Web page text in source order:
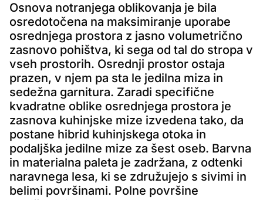
Osnova notranjega oblikovanja je bila
osredotočena na maksimiranje uporabe
osrednjega prostora z jasno volumetrično
zasnovo pohištva, ki sega od tal do stropa v
vseh prostorih. Osrednji prostor ostaja
prazen, v njem pa sta le jedilna miza in
sedežna garnitura. Zaradi specifične
kvadratne oblike osrednjega prostora je
zasnova kuhinjske mize izvedena tako, da
postane hibrid kuhinjskega otoka in
podaljška jedilne mize za šest oseb. Barvna
in materialna paleta je zadržana, z odtenki
naravnega lesa, ki se združujejo s sivimi in
belimi površinami. Polne površine